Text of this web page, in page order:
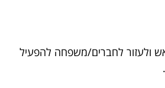
ולעזור לחברים/משפחה להפעיל